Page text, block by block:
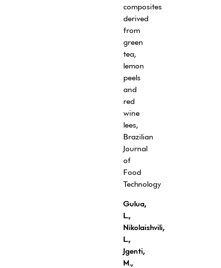
composites
derived
from
green
tea,
lemon
peels
and
red
wine
lees,
Brazilian
Journal
of
Food
Technology
Gulua,
L.,
Nikolaishvili,
L.,
Jgenti,
M.,